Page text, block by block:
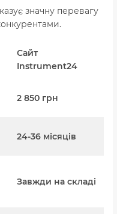
значну перевагу
Сайт
Instrument24
2 850 грн
24-36 місяців
Завжди на складі